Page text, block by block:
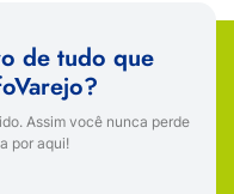
de tudo que
Assim você nunca perde
por aqui!